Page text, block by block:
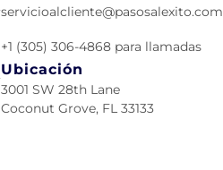
servicioalcliente@pasosalexito.com
+1 (305) 306-4868 para llamadas
Ubicación
3001 SW 28th Lane
Coconut Grove, FL 33133